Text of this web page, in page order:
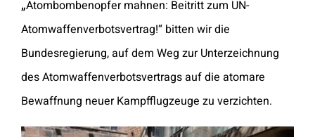
„Atombombenopfer mahnen: Beitritt zum UN-
Atomwaffenverbotsvertrag!“ bitten wirdie
Bundesregierung, auf dem Weg zur Unterzeichnung
des Atomwaffenverbotsvertragsauf die atomare
Bewaffnung neuer Kampfflugzeuge zu verzichten.